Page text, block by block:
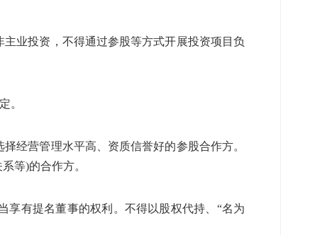
业投资，不得通过参股等方式开展投资项目负
。
经营管理水平高、资质信誉好的参股合作方。
系等)的合作方。
享有提名董事的权利。不得以股权代持、“名为